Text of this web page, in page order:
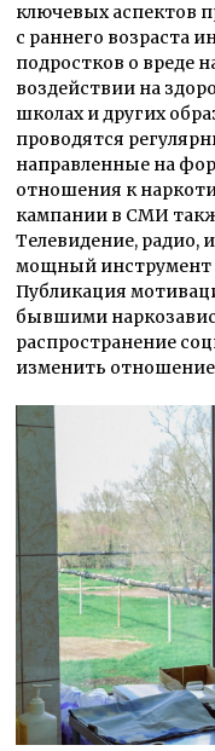
ключевых аспектов
с раннего возраста
подростков о вреде
воздействии на
школах и других
проводятся
направленные на
отношения к
кампании в СМИ
Телевидение, радио,
мощный инструмент
Публикация
бывшими
распространение
изменить